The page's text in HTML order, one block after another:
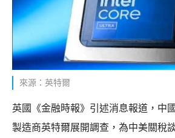
來源：英特爾
英國《金融時報》引述消息報道，中
製造商英特爾展開調查，為中美關稅